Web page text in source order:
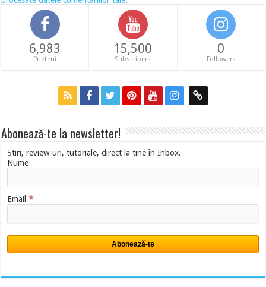
6,983
Prieteni
15,500
Subscribers
0
Followers
Abonează-te la newsletter!
Știri, review-uri, tutoriale, direct la tine în Inbox.
Nume
Email*